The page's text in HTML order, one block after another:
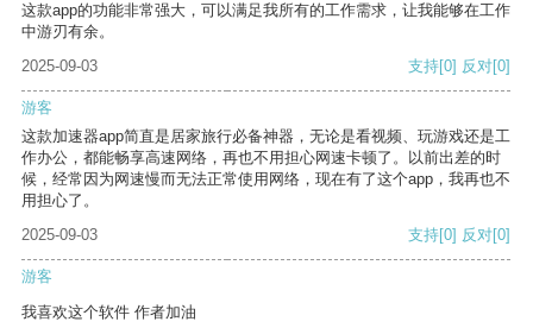
这款app的功能非常强大，可以满足我所有的工作需求，让我能够在工作
中游刃有余。
2025-09-03
支持[0] 反对[0]
游客
这款加速器app简直是居家旅行必备神器，无论是看视频、玩游戏还是工
作办公，都能畅享高速网络，再也不用担心网速卡顿了。以前出差的时
候，经常因为网速慢而无法正常使用网络，现在有了这个app，我再也不
用担心了。
2025-09-03
支持[0] 反对[0]
游客
我喜欢这个软件 作者加油